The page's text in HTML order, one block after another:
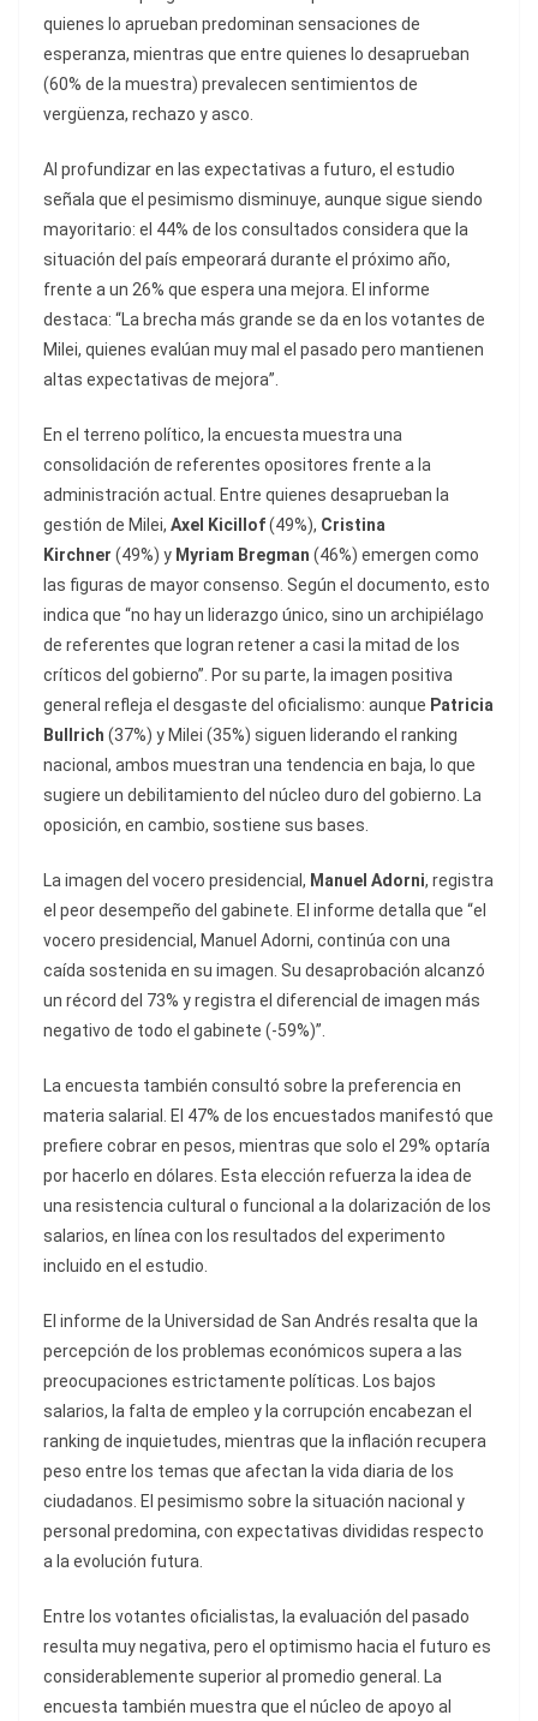
quienes lo aprueban predominan sensaciones de
esperanza, mientras que entre quienes lo desaprueban
(60% de la muestra) prevalecen sentimientos de
vergüenza, rechazo y asco.
Al profundizar en las expectativas a futuro, el estudio
señala que el pesimismo disminuye, aunque sigue siendo
mayoritario: el 44% de los consultados considera que la
situación del país empeorará durante el próximo año,
frente a un 26% que espera una mejora. El informe
destaca: “La brecha más grande se da en los votantes de
Milei, quienes evalúan muy mal el pasado pero mantienen
altas expectativas de mejora”.
En el terreno político, la encuesta muestra una
consolidación de referentes opositores frente a la
administración actual. Entre quienes desaprueban la
gestión de Milei, Axel Kicillof(49%), Cristina
Kirchner (49%) y Myriam Bregman (46%) emergen como
las figuras de mayor consenso. Según el documento, esto
indica que “no hay un liderazgo único, sino un archipiélago
de referentes que logran retener a casi la mitad de los
críticos del gobierno”. Por su parte, la imagen positiva
general refleja el desgaste del oficialismo: aunque Patricia
Bullrich (37%) y Milei (35%) siguen liderando el ranking
nacional, ambos muestran una tendencia en baja, lo que
sugiere un debilitamiento del núcleo duro del gobierno. La
oposición, en cambio, sostiene sus bases.
La imagen del vocero presidencial, Manuel Adorni, registra
el peor desempeño del gabinete. El informe detalla que “el
vocero presidencial, Manuel Adorni, continúa con una
caída sostenida en su imagen. Su desaprobación alcanzó
un récord del 73% y registra el diferencial de imagen más
negativo de todo el gabinete (-59%)”.
La encuesta también consultó sobre la preferencia en
materia salarial. El 47% de los encuestados manifestó que
prefiere cobrar en pesos, mientras que solo el 29% optaría
por hacerlo en dólares. Esta elección refuerza la idea de
una resistencia cultural o funcional a la dolarización de los
salarios, en línea con los resultados del experimento
incluido en el estudio.
El informe de la Universidad de San Andrés resalta que la
percepción de los problemas económicos supera a las
preocupaciones estrictamente políticas. Los bajos
salarios, la falta de empleo y la corrupción encabezan el
ranking de inquietudes, mientras que la inflación recupera
peso entre los temas que afectan la vida diaria de los
ciudadanos. El pesimismo sobre la situación nacional y
personal predomina, con expectativas divididas respecto
a la evolución futura.
Entre los votantes oficialistas, la evaluación del pasado
resulta muy negativa, pero el optimismo hacia el futuro es
considerablemente superior al promedio general. La
encuesta también muestra que el núcleo de apoyo al